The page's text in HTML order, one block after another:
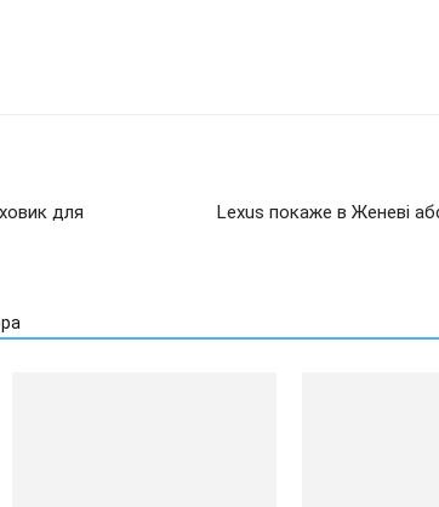
для
Lexus покаже в Женеві